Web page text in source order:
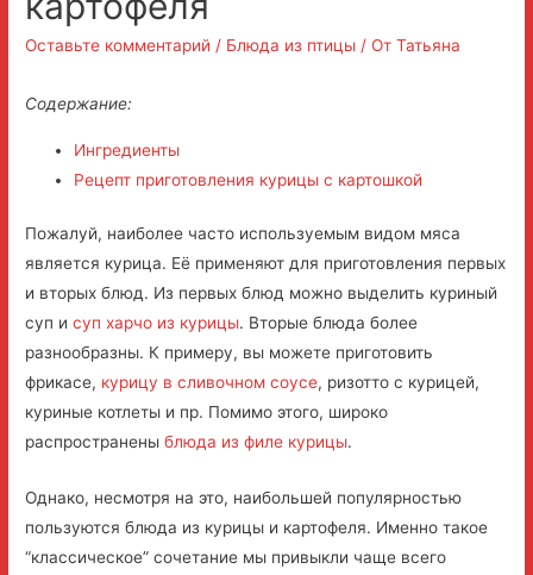
Оставьте комментарий / Блюда из птицы / ОтТатьяна
Содержание:
Ингредиенты
Рецепт приготовления курицы с картошкой
Пожалуй, наиболее часто используемым видом мяса
является курица. Её применяют для приготовления первых
и вторых блюд. Из первых блюд можно выделить куриный
суп исуп харчо из курицы. Вторые блюда более
разнообразны. К примеру, вы можете приготовить
фрикасе, курицу в сливочном соусе, ризотто с курицей,
куриные котлеты и пр. Помимо этого, широко
распространеныблюда из филе курицы.
Однако, несмотря на это, наибольшей популярностью
пользуются блюда из курицы и картофеля. Именно такое
“классическое” сочетание мы привыкли чаще всего